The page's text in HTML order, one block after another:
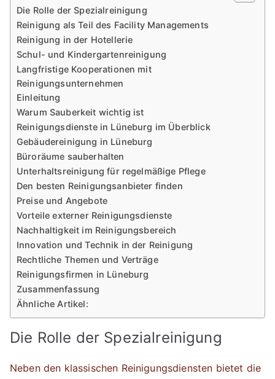
Die Rolle der Spezialreinigung
Reinigung als Teil des Facility Managements
Reinigung in der Hotellerie
Schul- und Kindergartenreinigung
Langfristige Kooperationen mit
Reinigungsunternehmen
Einleitung
Warum Sauberkeit wichtig ist
Reinigungsdienste in Lüneburg im Überblick
Gebäudereinigung in Lüneburg
Büroräume sauberhalten
Unterhaltsreinigung für regelmäßige Pflege
Den besten Reinigungsanbieter finden
Preise und Angebote
Vorteile externer Reinigungsdienste
Nachhaltigkeit im Reinigungsbereich
Innovation und Technik in der Reinigung
Rechtliche Themen und Verträge
Reinigungsfirmen in Lüneburg
Zusammenfassung
Ähnliche Artikel:
Die Rolle der Spezialreinigung
Neben den klassischen Reinigungsdiensten bietet die